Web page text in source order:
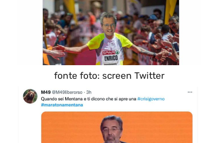
fonte foto: screen Twitter